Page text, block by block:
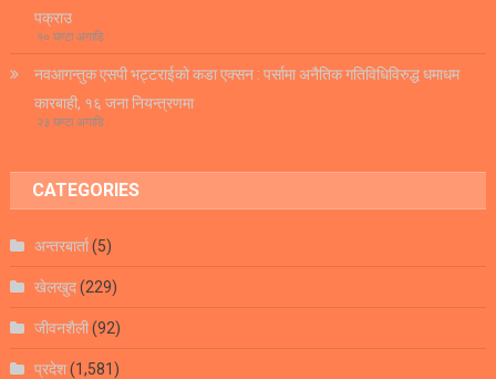
पक्राउ
१० घण्टा अगाडि
नवआगन्तुक एसपी भट्टराईको कडा एक्सन : पर्सामा अनैतिक गतिविधिविरुद्ध धमाधम
कारबाही, १६ जना नियन्त्रणमा
२३ घण्टा अगाडि
CATEGORIES
अन्तरबार्ता(5)
खेलखुद(229)
जीवनशैली(92)
प्रदेश(1,581)